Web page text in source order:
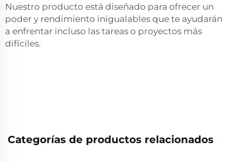
Nuestro producto está diseñado para ofrecer un
poder y rendimiento inigualables que te ayudarán
a enfrentar incluso las tareas o proyectos más
difíciles.
Categorías de productos relacionados